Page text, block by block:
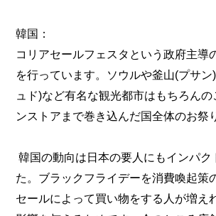
韓国：
コリアセールフェスタという政府主導
を行っています。ソウルや釜山(プサ
ュド)など有名な観光都市はもちろんの
ンストアまで巻き込んだ国全体のお祭
韓国の動向は日本の要人にもインパク
た。ブラックフライデーを消費喚起策
セールによって買い物をする人が増え